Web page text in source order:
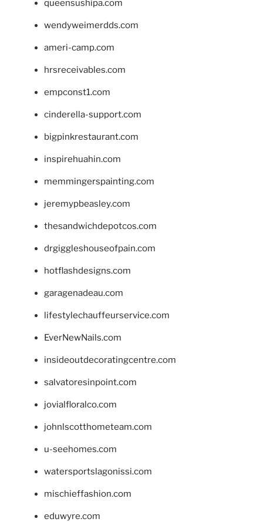
queensushipa.com
wendyweimerdds.com
ameri-camp.com
hrsreceivables.com
empconst1.com
cinderella-support.com
bigpinkrestaurant.com
inspirehuahin.com
memmingerspainting.com
jeremypbeasley.com
thesandwichdepotcos.com
drgiggleshouseofpain.com
hotflashdesigns.com
garagenadeau.com
lifestylechauffeurservice.com
EverNewNails.com
insideoutdecoratingcentre.com
salvatoresinpoint.com
jovialfloralco.com
johnlscotthometeam.com
u-seehomes.com
watersportslagonissi.com
mischieffashion.com
eduwyre.com